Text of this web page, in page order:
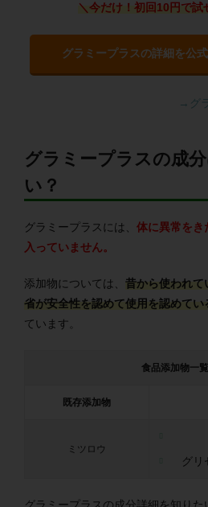
＼今だけ！初回10円で試
グラミープラスの詳細を公
→グ
グラミープラスの成
い？
グラミープラスには、 体に異常をき
入っていません。
添加物については、 昔から使われて
省が安全性を認めて使用を認めてい
ています。
食品添加物一
既存添加物
ミツロウ
グリ